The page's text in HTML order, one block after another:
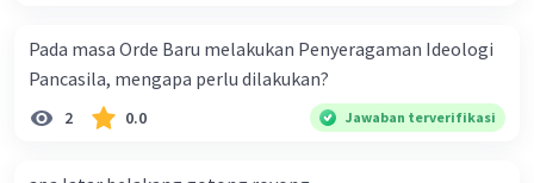
lahir harmoni, perdamaian, dan kekayaan nilai
yang penting bagi kehidupan manusia.
Pada masa Orde Baru melakukan Penyeragaman Ideologi
Pancasila, mengapa perlu dilakukan?
2 0.0 Jawaban terverifikasi